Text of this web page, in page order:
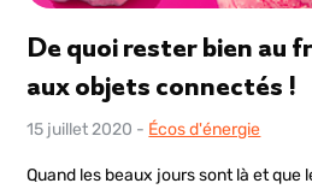
De quoi rester bien au
aux objets connectés !
15 juillet 2020 - Écos d'énergie
Quand les beaux jours sont là et que